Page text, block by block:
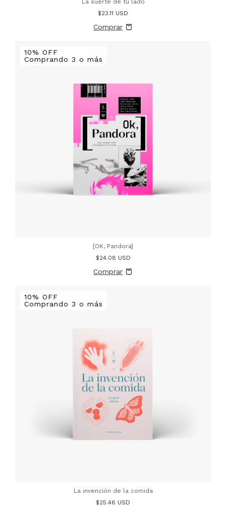
La suerte de tu lado
$23.11 USD
10% OFF
Comprando 3 o más
[OK, Pandora]
$24.08 USD
10% OFF
Comprando 3 o más
La invención de la comida
$25.46 USD